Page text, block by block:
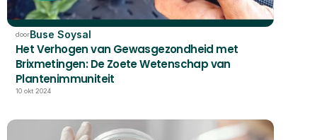
doorBuse Soysal
Het Verhogen van Gewasgezondheid met
Brixmetingen: De Zoete Wetenschap van
Plantenimmuniteit
10 okt 2024